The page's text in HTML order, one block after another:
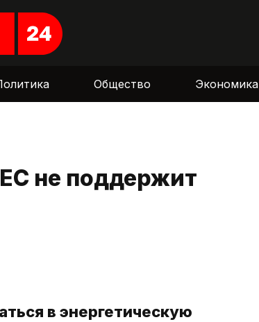
Общество Экономика
не поддержит
в энергетическую